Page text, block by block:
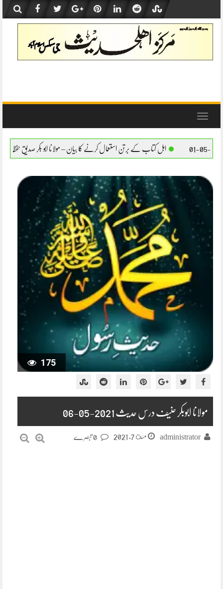
content
Toggle
کے برتن استعمال کرنے کا بیان – مولانا ابو بکر صدیق حفظہ اللہ اہل کتاب کے برتن
175
مولانا ابوبکر حنیف درس حدیث 2021-05-06
administrator مئ 7, 2021